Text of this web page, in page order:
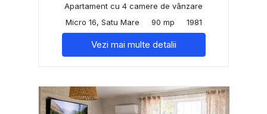
Apartament cu 4 camere de vânzare
Micro 16, Satu Mare
90 mp 1981
Vezi mai multe detalii